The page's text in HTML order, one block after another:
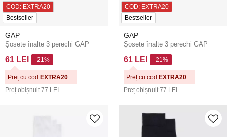
COD: EXTRA20
Bestseller
GAP
Șosete înalte 3 perechi GAP
61 LEI
Preț obișnuit 77 LEI
-21%
Preț cu cod EXTRA20
COD: EXTRA20
Bestseller
GAP
Șosete înalte 3 perechi GAP
61 LEI
Preț obișnuit 77 LEI
-21%
Preț cu cod EXTRA20